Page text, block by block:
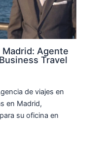
Agente
Travel
de viajes en
en Madrid,
su oficina en